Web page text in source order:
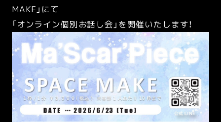
MAKE」にて
「オンライン個別お話し会」を開催いたします！